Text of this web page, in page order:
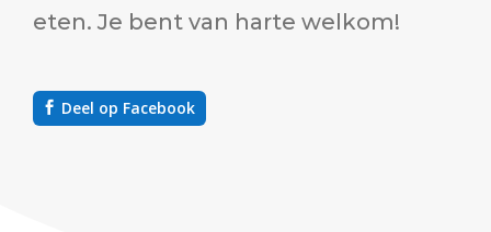
eten. Je bent van harte welkom!
Deel op Facebook